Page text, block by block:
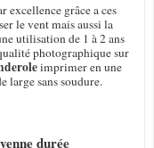
excellence grâce a ces
le vent mais aussi la
utilisation de 1 à 2 ans
photographique sur
imprimer en une
large sans soudure.
durée